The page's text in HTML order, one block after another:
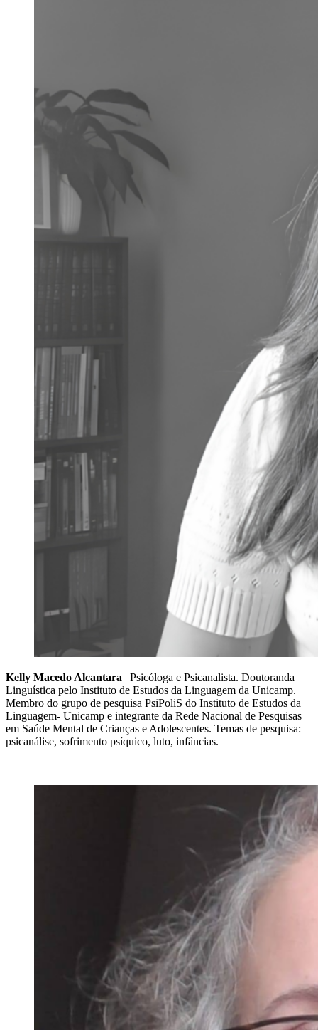
Kelly Macedo Alcantara | Psicóloga e Psicanalista. Doutoranda
Linguística pelo Instituto de Estudos da Linguagem da Unicamp.
Membro do grupo de pesquisa PsiPoliS do Instituto de Estudos da
Linguagem- Unicamp e integrante da Rede Nacional de Pesquisas
em Saúde Mental de Crianças e Adolescentes. Temas de pesquisa:
psicanálise, sofrimento psíquico, luto, infâncias.